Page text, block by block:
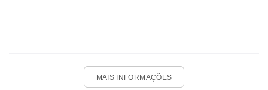
MAIS INFORMAÇÕES